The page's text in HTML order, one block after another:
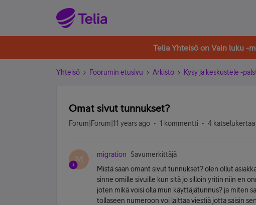
Telia Yhteisö on Vain luku -
Yhteisö Foorumin etusivu Arkisto Kysy ja keskustele -
Omat sivut tunnukset?
Forum|Forum|11 years ago 1 kommentti 4 katselukertaa
M migration
Savumerkittäjä
Mistä saan omant sivut tunnukset? olen ollut
sinne omille sivuille kun sitä jo silloin yritin niin en
joten mikä voisi olla mun käyttäjätunnus? ja miten
tollaseen numeroon voi laittaa viestiä jotta saisin